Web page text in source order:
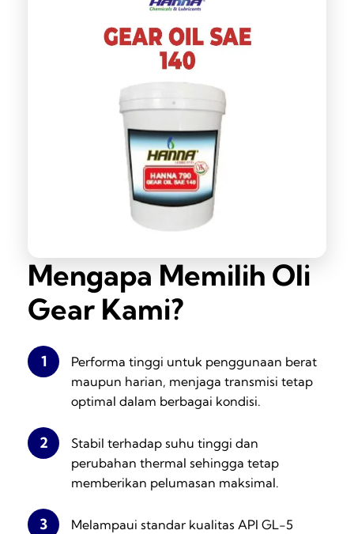
Mengapa Memilih Oli
Gear Kami?
1
Performa tinggi untuk penggunaan berat
maupun harian, menjaga transmisi tetap
optimal dalam berbagai kondisi.
2
Stabil terhadap suhu tinggi dan
perubahan thermal sehingga tetap
memberikan pelumasan maksimal.
3
Melampaui standar kualitas API GL-5